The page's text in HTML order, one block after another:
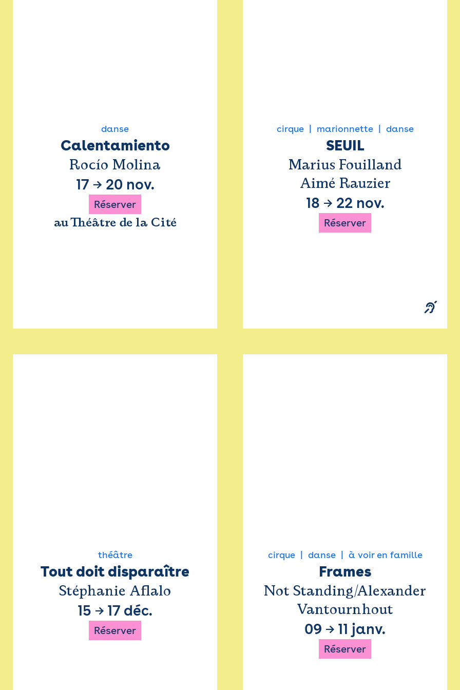
danse
Calentamiento
Rocío Molina
17 → 20 nov.
Réserver
au Théâtre de la Cité
cirque marionnette danse
SEUIL
Marius Fouilland
Aimé Rauzier
18 → 22 nov.
Réserver
théâtre
Tout doit disparaître
Stéphanie Aflalo
15 → 17 déc.
Réserver
cirque danse à voir en famille
Frames
Not Standing/Alexander
Vantournhout
09 → 11 janv.
Réserver